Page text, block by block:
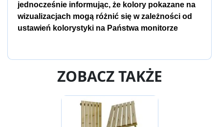
jednocześnie informując, że kolory pokazane na
wizualizacjach mogą różnić się w zależności od
ustawień kolorystyki na Państwa monitorze
ZOBACZ TAKŻE